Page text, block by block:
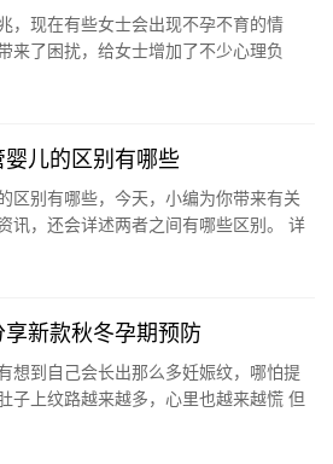
，现在有些女士会出现不孕不育的情
来了困扰，给女士增加了不少心理负
儿的区别有哪些
区别有哪些，今天，小编为你带来有关
讯，还会详述两者之间有哪些区别。 详
新款秋冬孕期预防
想到自己会长出那么多妊娠纹，哪怕提
子上纹路越来越多，心里也越来越慌 但